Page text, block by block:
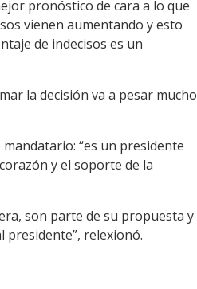
pronóstico de cara a lo que
vienen aumentando y esto
de indecisos es un
la decisión va a pesar mucho
“es un presidente
y el soporte de la
son parte de su propuesta y
presidente”, relexionó.